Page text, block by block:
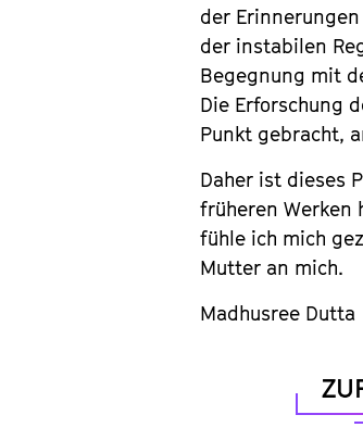
der
der instabilen
Begegnung mit
Die Erforschung
Punkt gebracht,
Daher ist dieses
früheren Werken
fühle ich mich
Mutter an mich.
Madhusree Dutta